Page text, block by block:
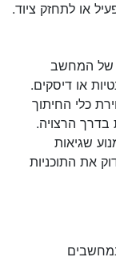
או לתחזק ציוד.
של המחשב
או דיסקים.
כלי החיתוך
בדרך הרצויה.
שגיאות
את התוכניות